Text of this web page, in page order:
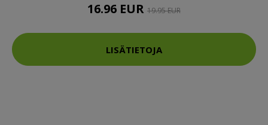
16.96 EUR 19.95 EUR
LISÄTIETOJA